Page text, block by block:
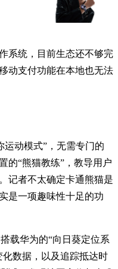
系统，目前生态还不够完
动支付功能在本地也无法
运动模式”，无需专门的
的“熊猫教练”，教导用户
记者不太确定卡通熊猫是
是一项趣味性十足的功
载华为的“向日葵定位系
数据，以及追踪抵达时